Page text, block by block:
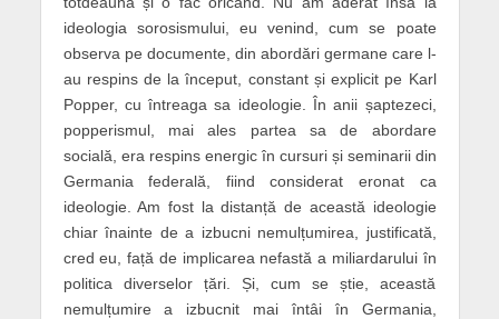
ideologia sorosismului, eu venind, cum se poate
observa pe documente, din abordări germane care l-
au respins de la început, constant și explicit pe Karl
Popper, cu întreaga sa ideologie. În anii șaptezeci,
popperismul, mai ales partea sa de abordare
socială, era respins energic în cursuri și seminarii din
Germania federală, fiind considerat eronat ca
ideologie. Am fost la distanță de această ideologie
chiar înainte de a izbucni nemulțumirea, justificată,
cred eu, față de implicarea nefastă a miliardarului în
politica diverselor țări. Și, cum se știe, această
nemulțumire a izbucnit mai întâi în Germania,